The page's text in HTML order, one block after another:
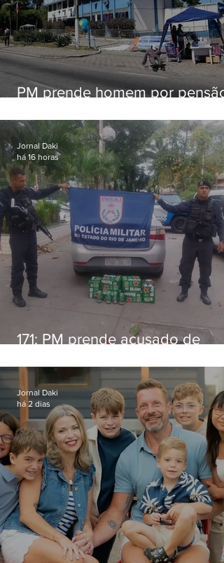
PM prende homem por pensão
171: PM prende acusado de
Niterói
Jornal Daki
há 16 horas
Jornal Daki
há 2 dias